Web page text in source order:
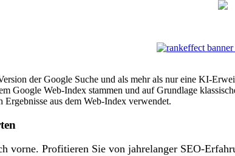
der Google Suche und als mehr als nur eine KI-
Google Web-Index stammen und auf Grundlage
aus dem Web-Index verwendet.
vorne. Profitieren Sie von jahrelanger SEO-